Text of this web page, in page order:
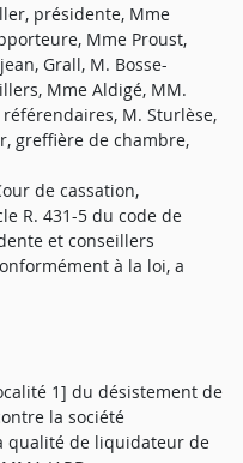
présidente, Mme
Mme Proust,
Grall, M. Bosse-
Mme Aldigé, MM.
M. Sturlèse,
greffière de chambre,
de cassation,
R. 431-5 du code de
et conseillers
à la loi, a
1] du désistement de
la société
qualité de liquidateur de